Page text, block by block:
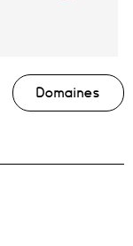
Domaines